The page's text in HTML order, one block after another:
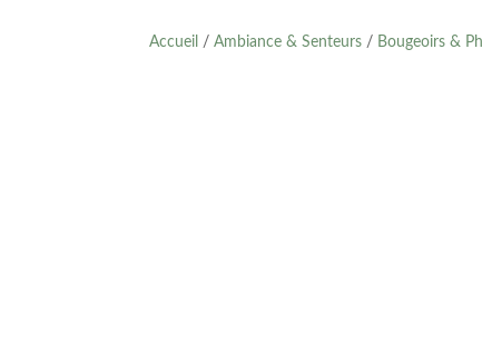
Accueil /Ambiance & Senteurs / Bougeoirs &